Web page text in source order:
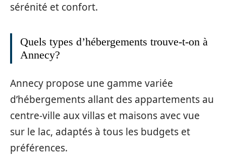
sérénité et confort.
Quels types d’hébergements trouve-t-on à
Annecy?
Annecy propose une gamme variée
d’hébergements allant des appartements au
centre-ville aux villas et maisons avec vue
sur le lac, adaptés à tous les budgets et
préférences.